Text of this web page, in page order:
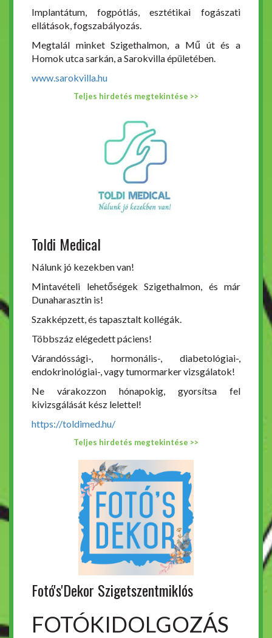
Implantátum, fogpótlás, esztétikai fogászati
ellátások, fogszabályozás.
Megtalál minket Szigethalmon, a Mű út és a
Homok utca sarkán, a Sarokvilla épületében.
www.sarokvilla.hu
Teljes hirdetés megtekintése >>
Toldi Medical
Nálunk jó kezekben van!
Mintavételi lehetőségek Szigethalmon, és már
Dunaharasztin is!
Szakképzett, és tapasztalt kollégák.
Többszáz elégedett páciens!
Várandóssági-, hormonális-, diabetológiai-,
endokrinológiai-, vagy tumormarker vizsgálatok!
Ne várakozzon hónapokig, gyorsítsa fel
kivizsgálását kész lelettel!
https://toldimed.hu/
Teljes hirdetés megtekintése >>
Fotó's'Dekor Szigetszentmiklós
FOTÓKIDOLGOZÁS